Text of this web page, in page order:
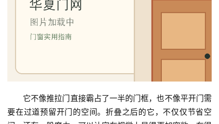
它不像推拉门直接霸占了一半的门框，也不像平开门需
要在过道预留开门的空间。折叠之后的它，不仅仅节省空